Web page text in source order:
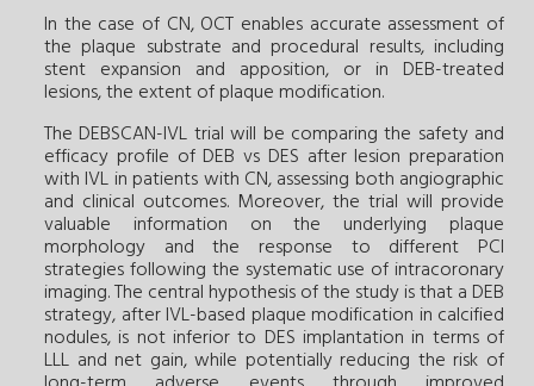
In the case of CN, OCT enables accurate assessment of
the plaque substrate and procedural results, including
stent expansion and apposition, or in DEB-treated
lesions, the extent of plaque modification.
The DEBSCAN-IVL trial will be comparing the safety and
efficacy profile of DEB vs DES after lesion preparation
with IVL in patients with CN, assessing both angiographic
and clinical outcomes. Moreover, the trial will provide
valuable information on the underlying plaque
morphology and the response to different PCI
strategies following the systematic use of intracoronary
imaging. The central hypothesis of the study is that a DEB
strategy, after IVL-based plaque modification in calcified
nodules, is not inferior to DES implantation in terms of
LLL and net gain, while potentially reducing the risk of